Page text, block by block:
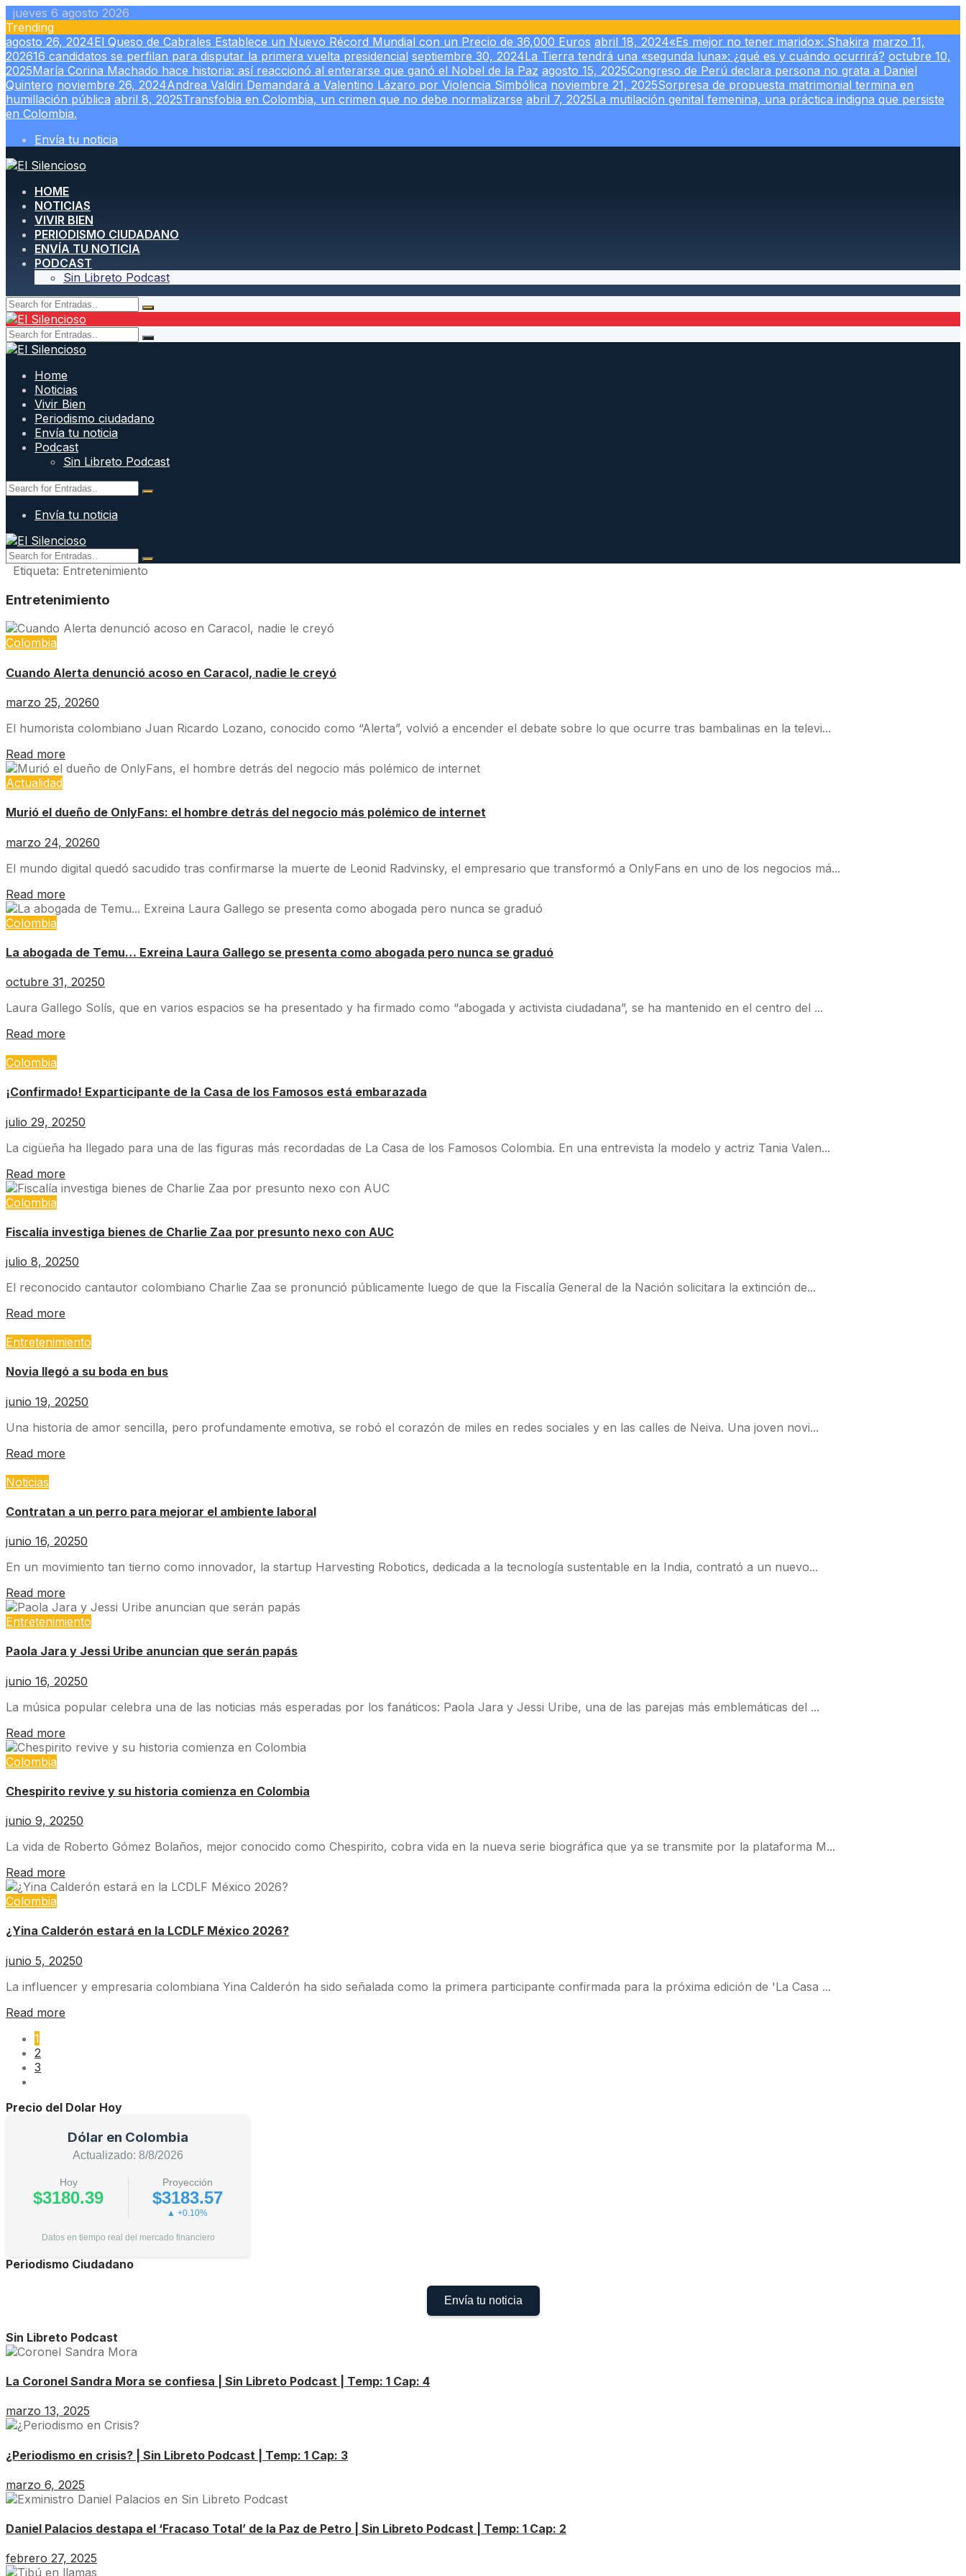
Skip
to
content
jueves 6 agosto 2026
Trending
agosto 26, 2024El Queso de Cabrales Establece un Nuevo Récord Mundial con un Precio de 36,000 Euros abril 18, 2024«Es mejor no tener marido»: Shakira marzo 11,
202616 candidatos se perfilan para disputar la primera vuelta presidencial septiembre 30, 2024La Tierra tendrá una «segunda luna»: ¿qué es y cuándo ocurrirá? octubre 10,
2025María Corina Machado hace historia: así reaccionó al enterarse que ganó el Nobel de la Paz agosto 15, 2025Congreso de Perú declara persona no grata a Daniel
Quintero noviembre 26, 2024Andrea Valdiri Demandará a Valentino Lázaro por Violencia Simbólica noviembre 21, 2025Sorpresa de propuesta matrimonial termina en
humillación pública abril 8, 2025Transfobia en Colombia, un crimen que no debe normalizarse abril 7, 2025La mutilación genital femenina, una práctica indigna que persiste
en Colombia.
Envía tu noticia
HOME
NOTICIAS
VIVIR BIEN
PERIODISMO CIUDADANO
ENVÍA TU NOTICIA
PODCAST
Sin Libreto Podcast
Home
Noticias
Vivir Bien
Periodismo ciudadano
Envía tu noticia
Podcast
Sin Libreto Podcast
Envía tu noticia
Etiqueta: Entretenimiento
Entretenimiento
Colombia
Cuando Alerta denunció acoso en Caracol, nadie le creyó
marzo 25, 20260
El humorista colombiano Juan Ricardo Lozano, conocido como “Alerta”, volvió a encender el debate sobre lo que ocurre tras bambalinas en la televi...
Read more
Actualidad
Murió el dueño de OnlyFans: el hombre detrás del negocio más polémico de internet
marzo 24, 20260
El mundo digital quedó sacudido tras confirmarse la muerte de Leonid Radvinsky, el empresario que transformó a OnlyFans en uno de los negocios má...
Read more
Colombia
La abogada de Temu… Exreina Laura Gallego se presenta como abogada pero nunca se graduó
octubre 31, 20250
Laura Gallego Solís, que en varios espacios se ha presentado y ha firmado como “abogada y activista ciudadana”, se ha mantenido en el centro del ...
Read more
Colombia
¡Confirmado! Exparticipante de la Casa de los Famosos está embarazada
julio 29, 20250
La cigüeña ha llegado para una de las figuras más recordadas de La Casa de los Famosos Colombia. En una entrevista la modelo y actriz Tania Valen...
Read more
Colombia
Fiscalía investiga bienes de Charlie Zaa por presunto nexo con AUC
julio 8, 20250
El reconocido cantautor colombiano Charlie Zaa se pronunció públicamente luego de que la Fiscalía General de la Nación solicitara la extinción de...
Read more
Entretenimiento
Novia llegó a su boda en bus
junio 19, 20250
Una historia de amor sencilla, pero profundamente emotiva, se robó el corazón de miles en redes sociales y en las calles de Neiva. Una joven novi...
Read more
Noticias
Contratan a un perro para mejorar el ambiente laboral
junio 16, 20250
En un movimiento tan tierno como innovador, la startup Harvesting Robotics, dedicada a la tecnología sustentable en la India, contrató a un nuevo...
Read more
Entretenimiento
Paola Jara y Jessi Uribe anuncian que serán papás
junio 16, 20250
La música popular celebra una de las noticias más esperadas por los fanáticos: Paola Jara y Jessi Uribe, una de las parejas más emblemáticas del ...
Read more
Colombia
Chespirito revive y su historia comienza en Colombia
junio 9, 20250
La vida de Roberto Gómez Bolaños, mejor conocido como Chespirito, cobra vida en la nueva serie biográfica que ya se transmite por la plataforma M...
Read more
Colombia
¿Yina Calderón estará en la LCDLF México 2026?
junio 5, 20250
La influencer y empresaria colombiana Yina Calderón ha sido señalada como la primera participante confirmada para la próxima edición de 'La Casa ...
Read more
1
2
3
Precio del Dolar Hoy
Dólar en Colombia
Actualizado: 8/8/2026
Hoy
$3180.39
Proyección
$3183.57
▲ +0.10%
Datos en tiempo real del mercado financiero
Periodismo Ciudadano
Envía tu noticia
Sin Libreto Podcast
La Coronel Sandra Mora se confiesa | Sin Libreto Podcast | Temp: 1 Cap: 4
marzo 13, 2025
¿Periodismo en crisis? | Sin Libreto Podcast | Temp: 1 Cap: 3
marzo 6, 2025
Daniel Palacios destapa el ‘Fracaso Total’ de la Paz de Petro | Sin Libreto Podcast | Temp: 1 Cap: 2
febrero 27, 2025